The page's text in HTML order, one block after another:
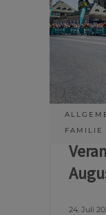
FAMILIE
24. Juli